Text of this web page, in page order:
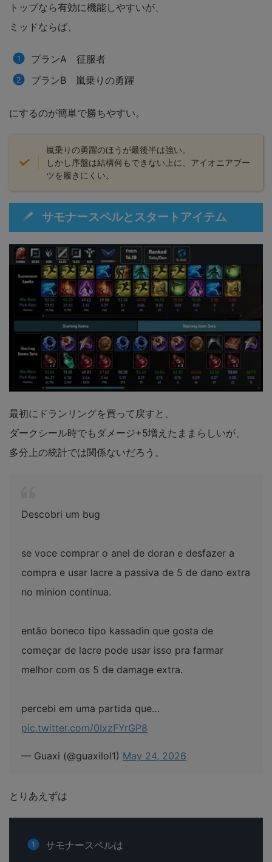
トップなら有効に機能しやすいが、
ミッドならば、
プランA 征服者
プランB 嵐乗りの勇躍
にするのが簡単で勝ちやすい。
嵐乗りの勇躍のほうが最後半は強い。
しかし序盤は結構何もできない上に、アイオニアブー
ツを履きにくい。
サモナースペルとスタートアイテム
最初にドランリングを買って戻すと、
ダークシール時でもダメージ+5増えたままらしいが、
多分上の統計では関係ないだろう。
Descobri um bug
se voce comprar o anel de doran e desfazer a
compra e usar lacre a passiva de 5 de dano extra
no minion continua.
então boneco tipo kassadin que gosta de
começar de lacre pode usar isso pra farmar
melhor com os 5 de damage extra.
percebi em uma partida que…
pic.twitter.com/0IxzFYrGP8
— Guaxi (@guaxilol1) May 24, 2026
とりあえずは
サモナースペルは